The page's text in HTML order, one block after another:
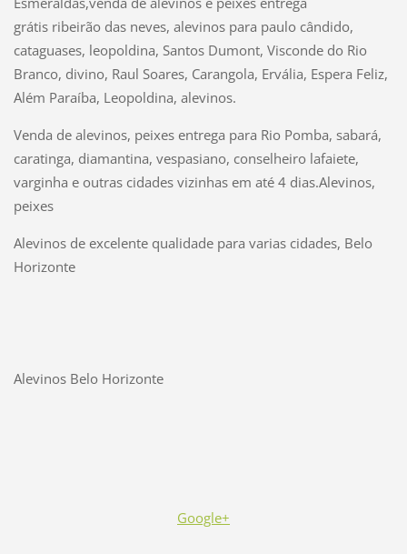
grátis ribeirão das neves, alevinos para paulo cândido,
cataguases, leopoldina, Santos Dumont, Visconde do Rio
Branco, divino, Raul Soares, Carangola, Ervália, Espera Feliz,
Além Paraíba, Leopoldina, alevinos.
Venda de alevinos, peixes entrega para Rio Pomba, sabará,
caratinga, diamantina, vespasiano, conselheiro lafaiete,
varginha e outras cidades vizinhas em até 4 dias.Alevinos,
peixes
Alevinos de excelente qualidade para varias cidades, Belo
Horizonte
Alevinos Belo Horizonte
Google+